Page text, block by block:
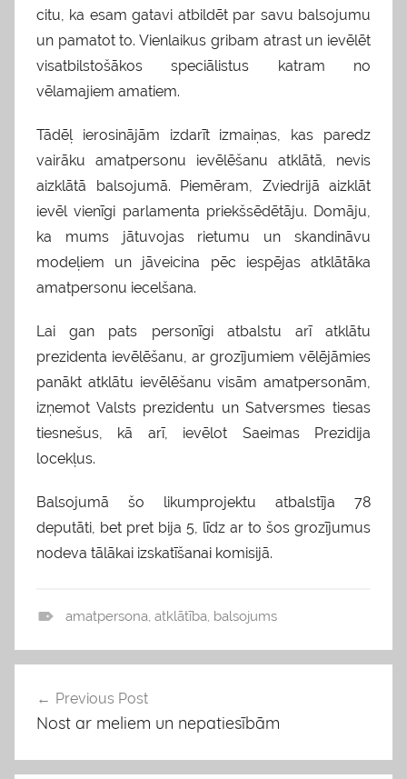
citu, ka esam gatavi atbildēt par savu balsojumu
un pamatot to. Vienlaikus gribam atrast un ievēlēt
visatbilstošākos speciālistus katram no
vēlamajiem amatiem.
Tādēļ ierosinājām izdarīt izmaiņas, kas paredz
vairāku amatpersonu ievēlēšanu atklātā, nevis
aizklātā balsojumā. Piemēram, Zviedrijā aizklāt
ievēl vienīgi parlamenta priekšsēdētāju. Domāju,
ka mums jātuvojas rietumu un skandināvu
modeļiem un jāveicina pēc iespējas atklātāka
amatpersonu iecelšana.
Lai gan pats personīgi atbalstu arī atklātu
prezidenta ievēlēšanu, ar grozījumiem vēlējāmies
panākt atklātu ievēlēšanu visām amatpersonām,
izņemot Valsts prezidentu un Satversmes tiesas
tiesnešus, kā arī, ievēlot Saeimas Prezidija
locekļus.
Balsojumā šo likumprojektu atbalstīja 78
deputāti, bet pret bija 5, līdz ar to šos grozījumus
nodeva tālākai izskatīšanai komisijā.
i
o
k
amatpersona, atklātība, balsojums
Ziņu
izvēlne
Previous Post
Nost ar meliem un nepatiesībām